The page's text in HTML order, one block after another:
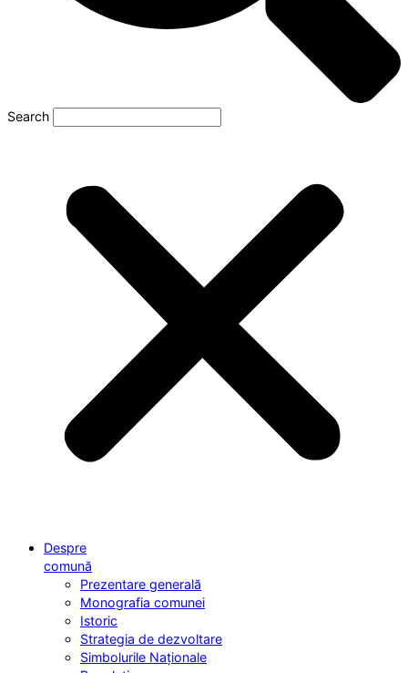
Search
Despre
comună
Prezentare generală
Monografia comunei
Istoric
Strategia de dezvoltare
Simbolurile Naționale